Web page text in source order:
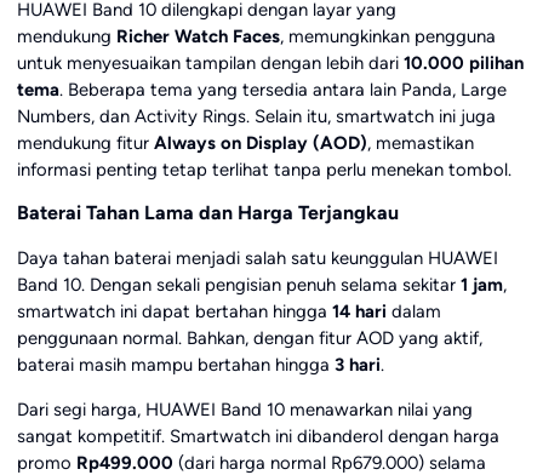
HUAWEI Band 10 dilengkapi dengan layar yang
mendukung Richer Watch Faces, memungkinkan pengguna
untuk menyesuaikan tampilan dengan lebih dari 10.000 pilihan
tema. Beberapa tema yang tersedia antara lain Panda, Large
Numbers, dan Activity Rings. Selain itu, smartwatch ini juga
mendukung fitur Always on Display (AOD), memastikan
informasi penting tetap terlihat tanpa perlu menekan tombol.
Baterai Tahan Lama dan Harga Terjangkau
Daya tahan baterai menjadi salah satu keunggulan HUAWEI
Band 10. Dengan sekali pengisian penuh selama sekitar 1 jam,
smartwatch ini dapat bertahan hingga 14 hari dalam
penggunaan normal. Bahkan, dengan fitur AOD yang aktif,
baterai masih mampu bertahan hingga 3 hari.
Dari segi harga, HUAWEI Band 10 menawarkan nilai yang
sangat kompetitif. Smartwatch ini dibanderol dengan harga
promo Rp499.000 (dari harga normal Rp679.000) selama